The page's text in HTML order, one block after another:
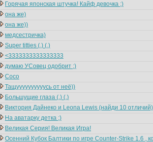
Горячая японская штучка! Кайф девочка ;)
она же)
она же))
медсестричка)
Super titties (.) (.)
<3333333333333333
думаю УСовец одобрит ;)
Coco
Тащуууууууууусь от неё))
Большущие глаза (,) (,)
Виктория Дайнеко и Leona Lewis (найди 10 отличий)
На аватарку детка ;)
Великая Серия! Великая Игра!
Осенний Кубок Балтики по игре Counter-Strike 1.6 ,